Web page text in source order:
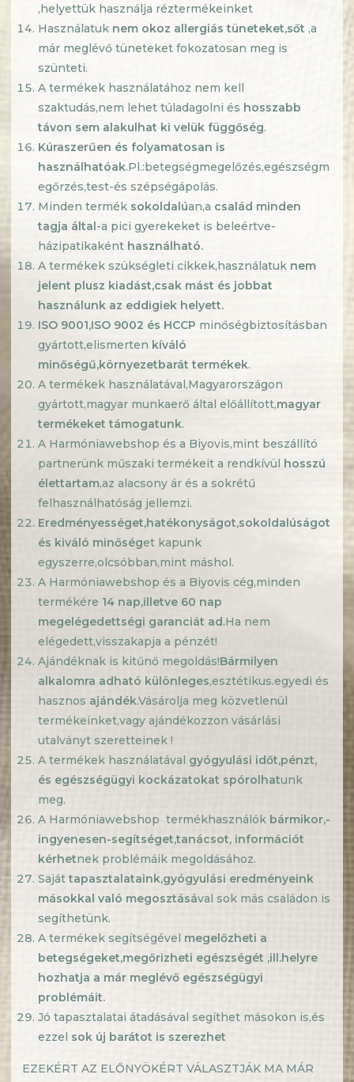
,helyettük használja réztermékeinket
Használatuk nem okoz allergiás tüneteket,sőt ,a
már meglévő tüneteket fokozatosan meg is
szünteti.
A termékek használatához nem kell
szaktudás,nem lehet túladagolni és hosszabb
távon sem alakulhat ki velük függőség.
Kúraszerűen és folyamatosan is
használhatóak.Pl.:betegségmegelőzés,egészségm
egőrzés,test-és szépségápolás.
Minden termék sokoldalúan,a család minden
tagja által-a pici gyerekeket is beleértve-
házipatikaként használható.
A termékek szükségleti cikkek,használatuk nem
jelent plusz kiadást,csak mást és jobbat
használunk az eddigiek helyett.
ISO 9001,ISO 9002 és HCCP minőségbiztosításban
gyártott,elismerten kíváló
minőségű,környezetbarát termékek.
A termékek használatával,Magyarországon
gyártott,magyar munkaerő által előállított,magyar
termékeket támogatunk.
A Harmóniawebshop és a Biyovis,mint beszállító
partnerünk műszaki termékeit a rendkívül hosszú
élettartam,az alacsony ár és a sokrétű
felhasználhatóság jellemzi.
Eredményességet,hatékonyságot,sokoldalúságot
és kiváló minőséget kapunk
egyszerre,olcsóbban,mint máshol.
A Harmóniawebshop és a Biyovis cég,minden
termékére 14 nap,illetve 60 nap
megelégedettségi garanciát ad.Ha nem
elégedett,visszakapja a pénzét!
Ajándéknak is kitűnő megoldás!Bármilyen
alkalomra adható különleges,esztétikus.egyedi és
hasznos ajándék.Vásárolja meg közvetlenül
termékeinket,vagy ajándékozzon vásárlási
utalványt szeretteinek !
A termékek használatával gyógyulási időt,pénzt,
és egészségügyi kockázatokat spórolhatunk
meg.
A Harmóniawebshop termékhasználók bármikor,-
ingyenesen-segítséget,tanácsot, információt
kérhetnek problémáik megoldásához.
Sajáttapasztalataink,gyógyulási eredményeink
másokkal való megosztásával sok más családon is
segíthetünk.
A termékek segítségével megelőzheti a
betegségeket,megőrizheti egészségét ,ill.helyre
hozhatja a már meglévő egészségügyi
problémáit.
Jó tapasztalatai átadásával segíthet másokon is,és
ezzel sok új barátot is szerezhet
EZEKÉRT AZ ELŐNYÖKÉRT VÁLASZTJÁK MA MÁR